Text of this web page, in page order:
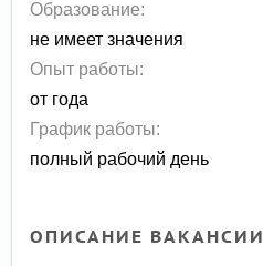
Образование:
не имеет значения
Опыт работы:
от года
График работы:
полный рабочий день
ОПИСАНИЕ ВАКАНСИИ